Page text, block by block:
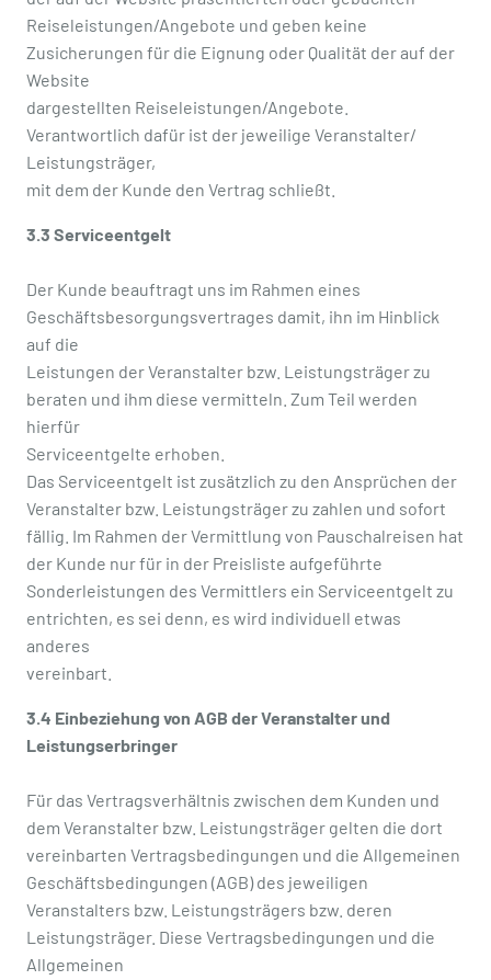
Reiseleistungen/Angebote und geben keine
Zusicherungen für die Eignung oder Qualität der auf der
Website
dargestellten Reiseleistungen/Angebote.
Verantwortlich dafür ist der jeweilige Veranstalter/
Leistungsträger,
mit dem der Kunde den Vertrag schließt.
3.3 Serviceentgelt
Der Kunde beauftragt uns im Rahmen eines
Geschäftsbesorgungsvertrages damit, ihn im Hinblick
auf die
Leistungen der Veranstalter bzw. Leistungsträger zu
beraten und ihm diese vermitteln. Zum Teil werden
hierfür
Serviceentgelte erhoben.
Das Serviceentgelt ist zusätzlich zu den Ansprüchen der
Veranstalter bzw. Leistungsträger zu zahlen und sofort
fällig. Im Rahmen der Vermittlung von Pauschalreisen hat
der Kunde nur für in der Preisliste aufgeführte
Sonderleistungen des Vermittlers ein Serviceentgelt zu
entrichten, es sei denn, es wird individuell etwas
anderes
vereinbart.
3.4 Einbeziehung von AGB der Veranstalter und
Leistungserbringer
Für das Vertragsverhältnis zwischen dem Kunden und
dem Veranstalter bzw. Leistungsträger gelten die dort
vereinbarten Vertragsbedingungen und die Allgemeinen
Geschäftsbedingungen (AGB) des jeweiligen
Veranstalters bzw. Leistungsträgers bzw. deren
Leistungsträger. Diese Vertragsbedingungen und die
Allgemeinen